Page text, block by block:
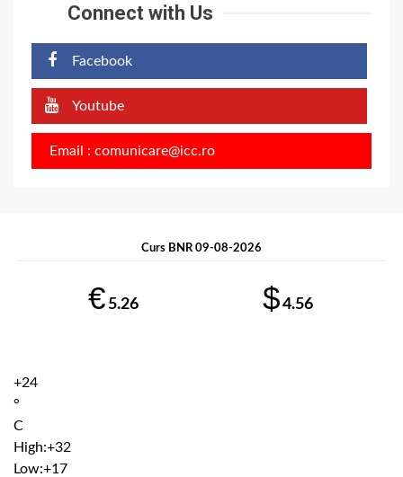
Connect with Us
Facebook
Youtube
Email : comunicare@icc.ro
Curs BNR 09-08-2026
€ 5.26 $4.56
+24
°
C
High:+32
Low:+17